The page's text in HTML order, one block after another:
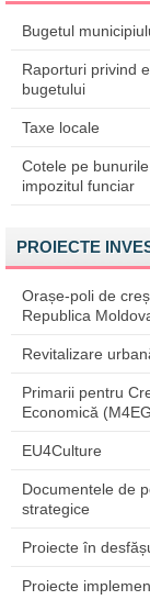
Bugetul
Raporturi privind
bugetului
Taxe locale
Cotele pe
impozitul funciar
PROIECTE
Orașe-poli de
Republica
Revitalizare
Primarii pentru
Economică
EU4Culture
Documentele de
strategice
Proiecte în
Proiecte